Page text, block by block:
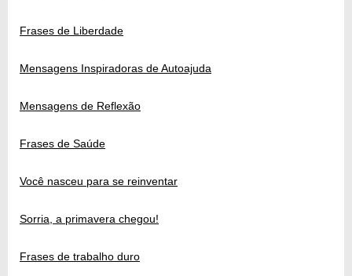
Frases de Liberdade
Mensagens Inspiradoras de Autoajuda
Mensagens de Reflexão
Frases de Saúde
Você nasceu para se reinventar
Sorria, a primavera chegou!
Frases de trabalho duro